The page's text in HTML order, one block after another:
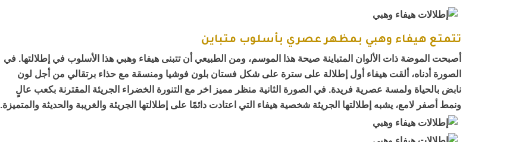
تتمتع هيفاء وهبي بمظهر عصري بأسلوب متباين
أصبحت الموضة ذات الألوان المتباينة صيحة هذا الموسم، ومن الطبيعي أن تتبنى هيفاء وهبي هذا الأسلوب في إطلالتها. في
الصورة أدناه، ألقت هيفاء أول إطلالة على سترة على شكل فستان بلون فوشيا ومنسقة مع حذاء برتقالي من أجل لون
نابض بالحياة ولمسة عصرية فريدة. في الصورة الثانية منظر مميز اخر مع التنورة الخضراء الجريئة المقترنة بكعب عالٍ
ونمط أصفر لامع، يشبه إطلالتها الجريئة شخصية هيفاء التي اعتادت دائمًا على إطلالتها الجريئة والغريبة والحديثة والمتميزة.